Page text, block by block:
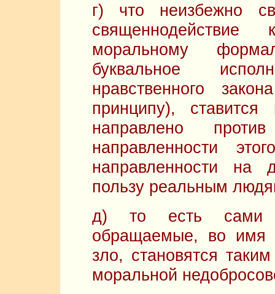
г) что неизбежно
моральному
буквальное
нравственного
принципу),
направлено
направленности
направленности на
пользу реальным
д) то есть сами
обращаемые, во имя
зло, становятся
моральной